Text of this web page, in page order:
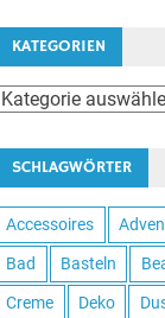
KATEGORIEN
Kategorien
SCHLAGWÖRTER
Accessoires
Bad Basteln
Creme Deko